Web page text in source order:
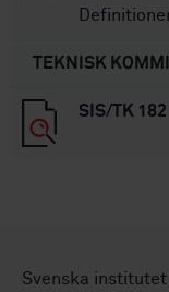
TEKNISK
SIS/TK 182
Svenska